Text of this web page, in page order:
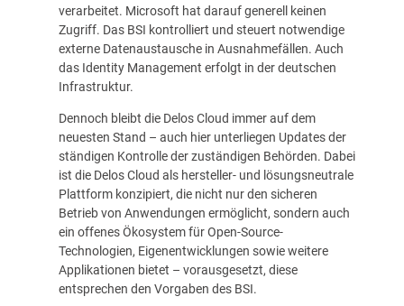
verarbeitet. Microsoft hat darauf generell keinen
Zugriff. Das BSI kontrolliert und steuert notwendige
externe Datenaustausche in Ausnahmefällen. Auch
das Identity Management erfolgt in der deutschen
Infrastruktur.
Dennoch bleibt die Delos Cloud immer auf dem
neuesten Stand – auch hier unterliegen Updates der
ständigen Kontrolle der zuständigen Behörden. Dabei
ist die Delos Cloud als hersteller- und lösungsneutrale
Plattform konzipiert, die nicht nur den sicheren
Betrieb von Anwendungen ermöglicht, sondern auch
ein offenes Ökosystem für Open-Source-
Technologien, Eigenentwicklungen sowie weitere
Applikationen bietet – vorausgesetzt, diese
entsprechen den Vorgaben des BSI.